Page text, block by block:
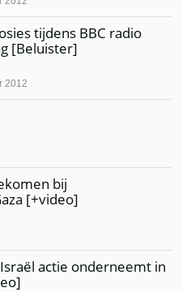
tijdens BBC radio
[Beluister]
2012
bij
[+video]
actie onderneemt in